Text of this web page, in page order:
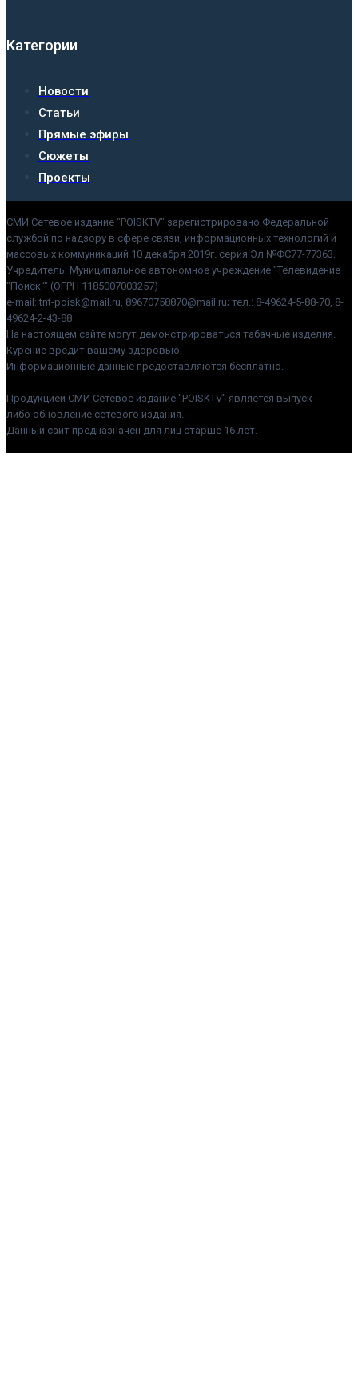
Категории
Новости
Статьи
Прямые эфиры
Сюжеты
Проекты
СМИ Сетевое издание "POISKTV" зарегистрировано Федеральной
службой по надзору в сфере связи, информационных технологий и
массовых коммуникаций 10 декабря 2019г. серия Эл №ФС77-77363.
Учредитель: Муниципальное автономное учреждение "Телевидение
"Поиск"" (ОГРН 1185007003257)
e-mail: tnt-poisk@mail.ru, 89670758870@mail.ru; тел.: 8-49624-5-88-70, 8-
49624-2-43-88
На настоящем сайте могут демонстрироваться табачные изделия.
Курение вредит вашему здоровью.
Информационные данные предоставляются бесплатно.
Продукцией СМИ Сетевое издание "POISKTV" является выпуск
либо обновление сетевого издания.
Данный сайт предназначен для лиц старше 16 лет.